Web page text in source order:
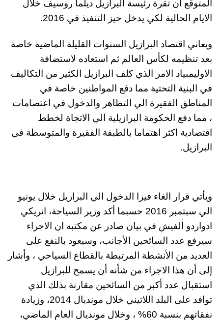
المتوقع ان تقرة رئيسة البرازيل ديلما روسيف خلال
الايام الحالية لكي يدخل حيز التنفيذ في 2016.
ويعاني اقتصاد البرازيل السنوات القليلة الماضية خاصة
بعد تنظيمه لكأس العالم ثم استعاده لاستضافة
الاوليمبياد الامر الذي كلف البرازيل الكثير من التكاليف
في البنية التحتية مما دفع المواطنين خاصة في
المناطق الفقيرة الي التظاهر والدخول في اعتصامات
، مما دفع الحكومة البرازيلية الي الاتجاة لخطط
اقتصادية اكثر اهتماما بالطبقة الفقيرة والمتوسطة في
البرازيل.
ويأتي قرار الغاء فيزا الدخول الي البرازيل خلال يونيو
الي سبتمبر 2016 حسبما أكد وزير السياحة، انريكي
ادواردو ألفيش في بيان صادر عن مكتبه ان الاجراء
سيرفع عدد السائحين الأجانب، وسيعود بالنفع على
العديد من الأنشطة المرتبطة بالقطاع السياحي ، وأشار
إلى أن هذا الاجراء من شأنه أن يسمح للبرازيل
استقبال عدد أكبر من السائحين مقارنة بذلك الذي
توافد على البلد اللاتيني خلال مونديال 2014، وزيادة
نفقاتهم بنسبة 60% ، وخلال مونديال العام الماضي،